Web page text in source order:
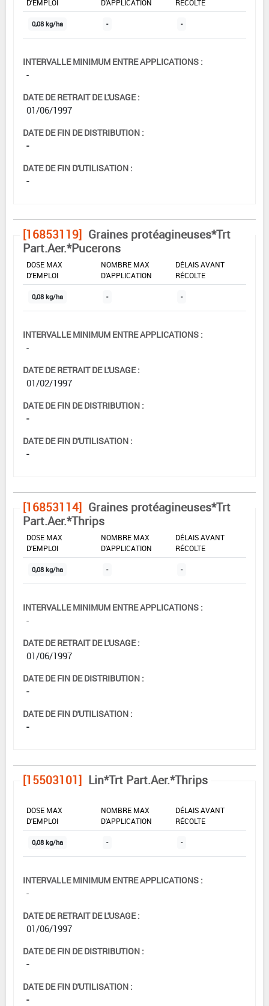
D'EMPLOI D'APPLICATION RÉCOLTE
0,08 kg/ha - -
INTERVALLE MINIMUM ENTRE APPLICATIONS :
-
DATE DE RETRAIT DE L'USAGE :
01/06/1997
DATE DE FIN DE DISTRIBUTION :
-
DATE DE FIN D'UTILISATION :
-
[16853119] Graines protéagineuses*Trt
Part.Aer.*Pucerons
DOSE MAX
D'EMPLOI
NOMBRE MAX
D'APPLICATION
DÉLAIS AVANT
RÉCOLTE
0,08 kg/ha - -
INTERVALLE MINIMUM ENTRE APPLICATIONS :
-
DATE DE RETRAIT DE L'USAGE :
01/02/1997
DATE DE FIN DE DISTRIBUTION :
-
DATE DE FIN D'UTILISATION :
-
[16853114] Graines protéagineuses*Trt
Part.Aer.*Thrips
DOSE MAX
D'EMPLOI
NOMBRE MAX
D'APPLICATION
DÉLAIS AVANT
RÉCOLTE
0,08 kg/ha - -
INTERVALLE MINIMUM ENTRE APPLICATIONS :
-
DATE DE RETRAIT DE L'USAGE :
01/06/1997
DATE DE FIN DE DISTRIBUTION :
-
DATE DE FIN D'UTILISATION :
-
[15503101] Lin*Trt Part.Aer.*Thrips
DOSE MAX
D'EMPLOI
NOMBRE MAX
D'APPLICATION
DÉLAIS AVANT
RÉCOLTE
0,08 kg/ha - -
INTERVALLE MINIMUM ENTRE APPLICATIONS :
-
DATE DE RETRAIT DE L'USAGE :
01/06/1997
DATE DE FIN DE DISTRIBUTION :
-
DATE DE FIN D'UTILISATION :
-